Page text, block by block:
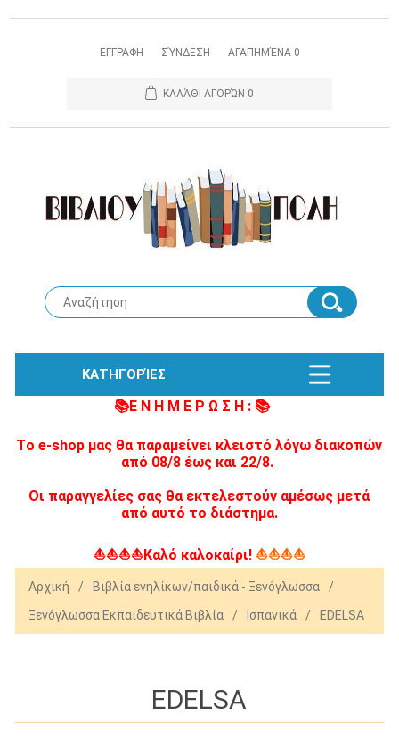
ΕΓΓΡΑΦΗ ΣΎΝΔΕΣΗ ΑΓΑΠΗΜΈΝΑ 0
ΚΑΛΆΘΙ ΑΓΟΡΏΝ 0
ΚΑΤΗΓΟΡΊΕΣ
📚Ε Ν Η Μ Ε Ρ Ω Σ Η : 📚
Tο e-shop μας θα παραμείνει κλειστό λόγω διακοπών
από 08/8 έως και 22/8.
Οι παραγγελίες σας θα εκτελεστούν αμέσως μετά
από αυτό το διάστημα.
⛵⛵⛵⛵Καλό καλοκαίρι! ⛵⛵⛵⛵
Αρχική / Βιβλία ενηλίκων/παιδικά - Ξενόγλωσσα
/
Ξενόγλωσσα Εκπαιδευτικά Βιβλία
/ Ισπανικά / EDELSA
EDELSA